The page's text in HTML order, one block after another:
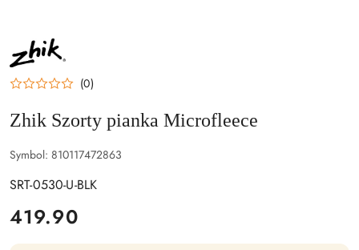
NAZWA
PRODUCENTA:
ZHIK
(0)
Zhik Szorty pianka Microfleece
Symbol: 810117472863
SRT-0530-U-BLK
cena:
419.90